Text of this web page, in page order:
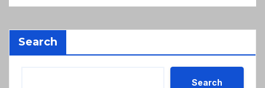
Search
Search